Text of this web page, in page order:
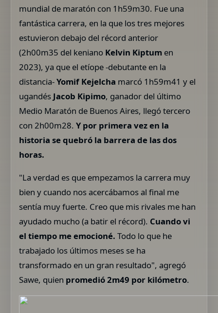
mundial de maratón con 1h59m30. Fue una
fantástica carrera, en la que los tres mejores
estuvieron debajo del récord anterior
(2h00m35 del keniano Kelvin Kiptum en
2023), ya que el etíope -debutante en la
distancia-Yomif Kejelcha marcó 1h59m41 y el
ugandés Jacob Kipimo, ganador del último
Medio Maratón de Buenos Aires, llegó tercero
con 2h00m28.Y por primera vez en la
historia se quebró la barrera de las dos
horas.
"La verdad es que empezamos la carrera muy
bien y cuando nos acercábamos al final me
sentía muy fuerte. Creo que mis rivales me han
ayudado mucho (a batir el récord). Cuando vi
el tiempo me emocioné.Todo lo que he
trabajado los últimos meses se ha
transformado en un gran resultado", agregó
Sawe, quien promedió 2m49 por kilómetro.